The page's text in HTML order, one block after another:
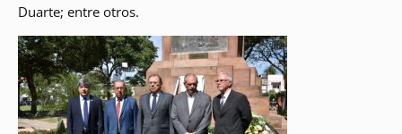
Duarte; entre otros.